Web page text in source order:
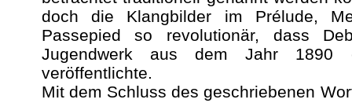
doch die Klangbilder im Prélude,
Passepied so revolutionär, dass
Jugendwerk aus dem Jahr 1890
veröffentlichte.
Mit dem Schluss des geschriebenen